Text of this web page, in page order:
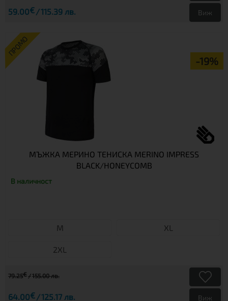
59.00€ 115.39 лв. Виж
ПРОМО
-19%
МЪЖКА МЕРИНО ТЕНИСКА MERINO IMPRESS
BLACK/HONEYCOMB
В наличност
М XL
2XL
79.25€ 155.00 лв.
64.00€ 125.17 лв. Виж